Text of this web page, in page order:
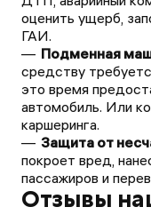
оценить ущерб,
ГАИ.
Подменная
средству
это время
автомобиль. Или
каршеринга.
Защита от
покроет вред,
пассажиров и
Отзывы